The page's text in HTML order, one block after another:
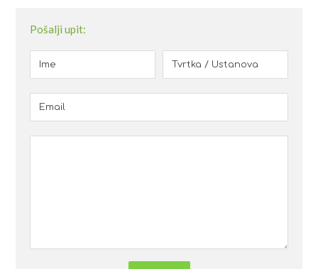
Pošalji upit: